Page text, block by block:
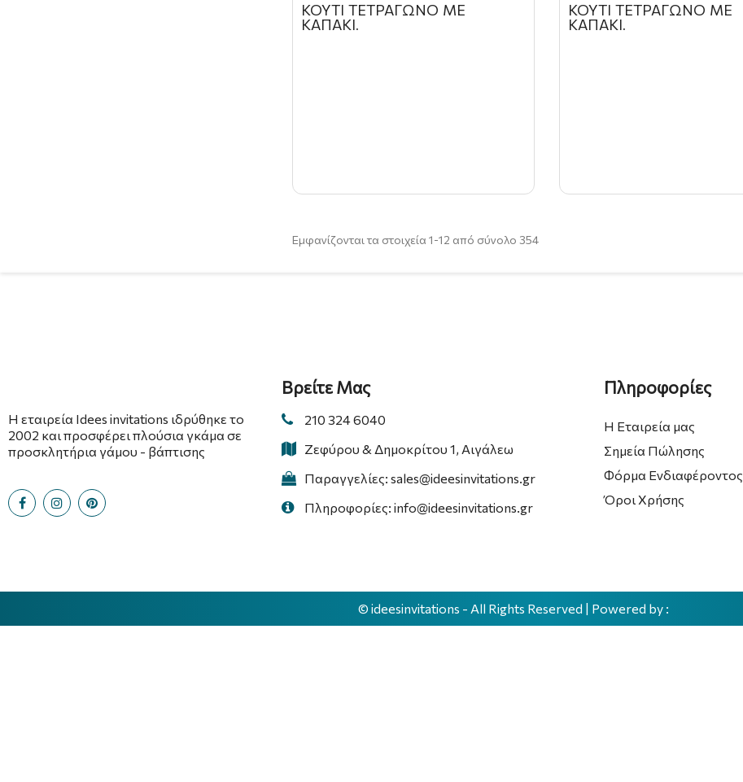
ΚΟΥΤΙ ΤΕΤΡΑΓΩΝΟ ΜΕ
ΚΑΠΑΚΙ.
ΚΟΥΤΙ ΤΕΤΡΑΓΩΝΟ ΜΕ
ΚΑΠΑΚΙ.
Εμφανίζονται τα στοιχεία 1-12 από σύνολο 354
Η εταιρεία Idees invitations ιδρύθηκε το
2002 και προσφέρει πλούσια γκάμα σε
προσκλητήρια γάμου - βάπτισης
Βρείτε Μας
210 324 6040
Ζεφύρου & Δημοκρίτου 1, Αιγάλεω
Παραγγελίες: sales@ideesinvitations.gr
Πληροφορίες: info@ideesinvitations.gr
Πληροφορίες
Η Εταιρεία μας
Σημεία Πώλησης
Φόρμα Ενδιαφέροντος
Όροι Χρήσης
© ideesinvitations - All Rights Reserved | Powered by :